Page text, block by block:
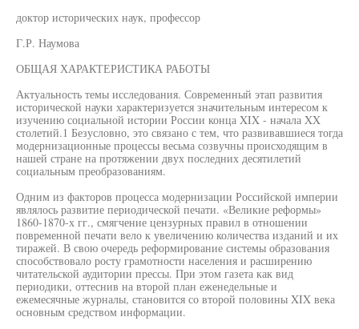
доктор исторических наук, профессор
Г.Р. Наумова
ОБЩАЯ ХАРАКТЕРИСТИКА РАБОТЫ
Актуальность темы исследования. Современный этап развития
исторической науки характеризуется значительным интересом к
изучению социальной истории России конца XIX - начала XX
столетий.1 Безусловно, это связано с тем, что развивавшиеся тогда
модернизационные процессы весьма созвучны происходящим в
нашей стране на протяжении двух последних десятилетий
социальным преобразованиям.
Одним из факторов процесса модернизации Российской империи
являлось развитие периодической печати. «Великие реформы»
1860-1870-х гг., смягчение цензурных правил в отношении
повременной печати вело к увеличению количества изданий и их
тиражей. В свою очередь реформирование системы образования
способствовало росту грамотности населения и расширению
читательской аудитории прессы. При этом газета как вид
периодики, оттеснив на второй план еженедельные и
ежемесячные журналы, становится со второй половины XIX века
основным средством информации.